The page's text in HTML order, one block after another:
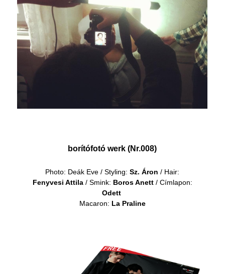
borítófotó werk (Nr.008)
Photo: Deák Eve / Styling: Sz. Áron / Hair:
Fenyvesi Attila/ Smink: Boros Anett/ Címlapon:
Odett
Macaron: La Praline